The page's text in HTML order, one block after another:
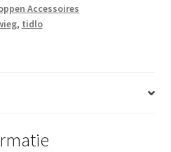
Accessoires
, tidlo